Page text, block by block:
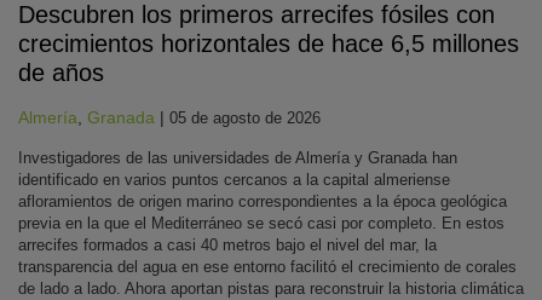
Descubren los primeros arrecifes fósiles con
crecimientos horizontales de hace 6,5 millones
de años
Almería, Granada | 05 de agosto de 2026
Investigadores de las universidades de Almería y Granada han
identificado en varios puntos cercanos a la capital almeriense
afloramientos de origen marino correspondientes a la época geológica
previa en la que el Mediterráneo se secó casi por completo. En estos
arrecifes formados a casi 40 metros bajo el nivel del mar, la
transparencia del agua en ese entorno facilitó el crecimiento de corales
de lado a lado. Ahora aportan pistas para reconstruir la historia climática